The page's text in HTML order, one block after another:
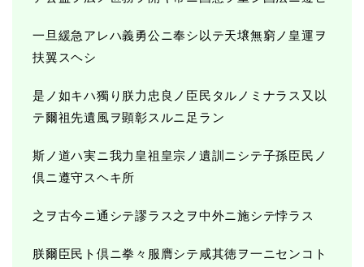
一旦緩急アレハ義勇公ニ奉シ以テ天壌無窮ノ皇運ヲ
扶翼スヘシ
是ノ如キハ獨り朕力忠良ノ臣民タルノミナラス又以
テ爾祖先遺風ヲ顕彰スルニ足ラン
斯ノ道ハ実ニ我力皇祖皇宗ノ遺訓ニシテ子孫臣民ノ
倶ニ遵守スヘキ所
之ヲ古今ニ通シテ謬ラス之ヲ中外ニ施シテ悖ラス
朕爾臣民ト倶ニ拳々服膺シテ咸其徳ヲ一ニセンコト